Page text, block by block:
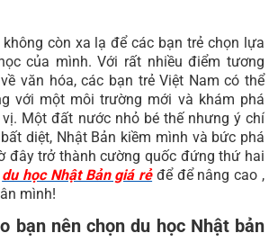
không còn xa lạ để các bạn trẻ chọn lựa
của mình. Với rất nhiều điểm tương
văn hóa, các bạn trẻ Việt Nam có thể
với một môi trường mới và khám phá
Một đất nước nhỏ bé thế nhưng ý chí
diệt, Nhật Bản kiềm mình và bức phá
đây trở thành cường quốc đứng thứ hai
du học Nhật Bản giá rẻđể để nâng cao ,
mình!
bạn nên chọn du học Nhật bản